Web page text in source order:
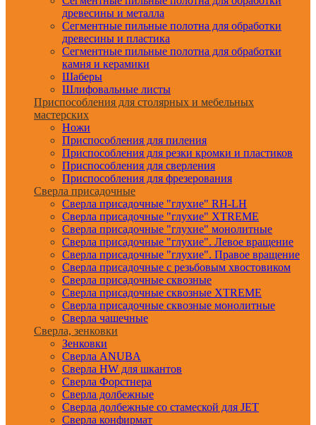
древесины и металла
Сегментные пильные полотна для обработки
древесины и пластика
Сегментные пильные полотна для обработки
камня и керамики
Шаберы
Шлифовальные листы
Приспособления для столярных и мебельных
мастерских
Ножи
Приспособления для пиления
Приспособления для резки кромки и пластиков
Приспособления для сверления
Приспособления для фрезерования
Сверла присадочные
Сверла присадочные "глухие" RH-LH
Сверла присадочные "глухие" XTREME
Сверла присадочные "глухие" монолитные
Сверла присадочные "глухие". Левое вращение
Сверла присадочные "глухие". Правое вращение
Сверла присадочные с резьбовым хвостовиком
Сверла присадочные сквозные
Сверла присадочные сквозные XTREME
Сверла присадочные сквозные монолитные
Сверла чашечные
Сверла, зенковки
Зенковки
Сверла ANUBA
Сверла HW для шкантов
Сверла Форстнера
Сверла долбежные
Сверла долбежные со стамеской для JET
Сверла конфирмат